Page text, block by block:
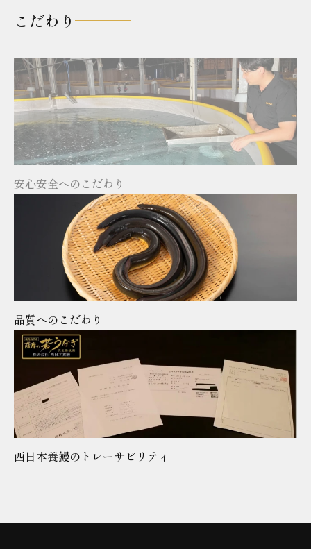
こだわり
安心安全へのこだわり
品質へのこだわり
西日本養鰻のトレーサビリティ